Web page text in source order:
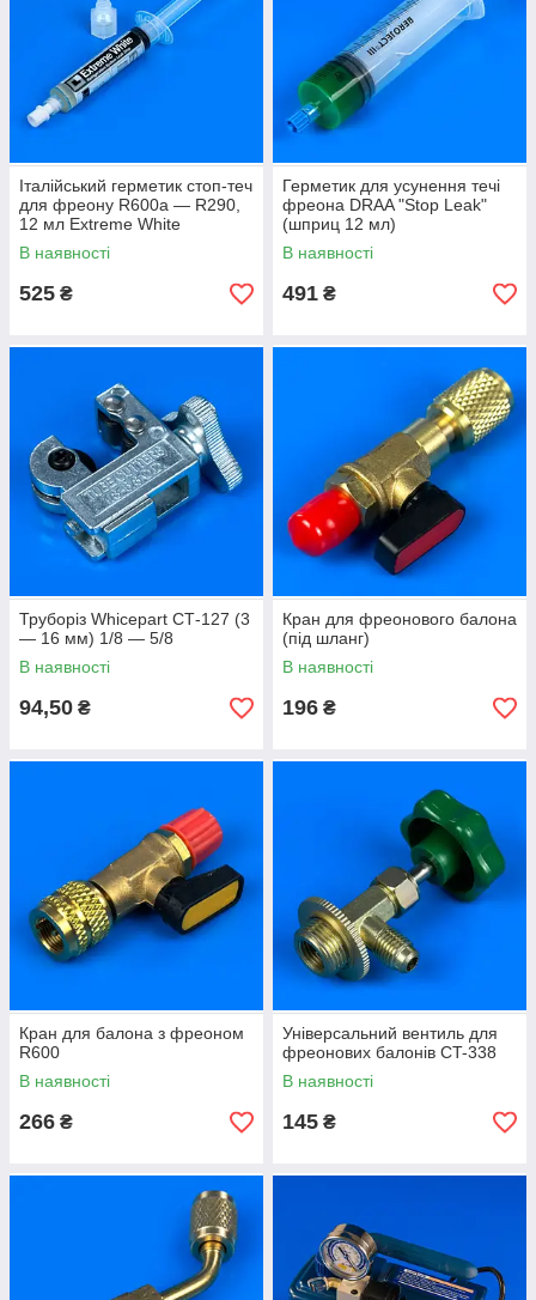
Італійський герметик стоп-теч
для фреону R600a — R290,
12 мл Extreme White
В наявності
525 ₴
Герметик для усунення течі
фреона DRAA "Stop Leak"
(шприц 12 мл)
В наявності
491 ₴
Труборіз Whicepart СТ-127 (3
— 16 мм) 1/8 — 5/8
В наявності
94,50 ₴
Кран для фреонового балона
(під шланг)
В наявності
196 ₴
Кран для балона з фреоном
R600
В наявності
266 ₴
Універсальний вентиль для
фреонових балонів CT-338
В наявності
145 ₴